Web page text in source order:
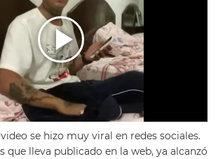
se hizo muy viral en redes sociales.
que lleva publicado en la web, ya alcanzó